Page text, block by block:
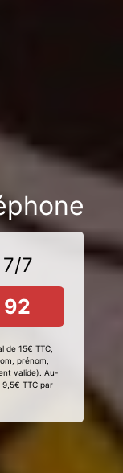
7/7
de 15€ TTC,
prénom,
valide). Au-
TTC par